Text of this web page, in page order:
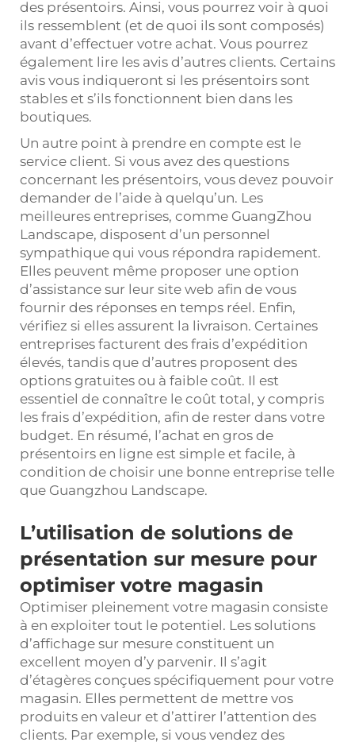
des présentoirs. Ainsi, vous pourrez voir à quoi
ils ressemblent (et de quoi ils sont composés)
avant d’effectuer votre achat. Vous pourrez
également lire les avis d’autres clients. Certains
avis vous indiqueront si les présentoirs sont
stables et s’ils fonctionnent bien dans les
boutiques.
Un autre point à prendre en compte est le
service client. Si vous avez des questions
concernant les présentoirs, vous devez pouvoir
demander de l’aide à quelqu’un. Les
meilleures entreprises, comme GuangZhou
Landscape, disposent d’un personnel
sympathique qui vous répondra rapidement.
Elles peuvent même proposer une option
d’assistance sur leur site web afin de vous
fournir des réponses en temps réel. Enfin,
vérifiez si elles assurent la livraison. Certaines
entreprises facturent des frais d’expédition
élevés, tandis que d’autres proposent des
options gratuites ou à faible coût. Il est
essentiel de connaître le coût total, y compris
les frais d’expédition, afin de rester dans votre
budget. En résumé, l’achat en gros de
présentoirs en ligne est simple et facile, à
condition de choisir une bonne entreprise telle
que Guangzhou Landscape.
L’utilisation de solutions de
présentation sur mesure pour
optimiser votre magasin
Optimiser pleinement votre magasin consiste
à en exploiter tout le potentiel. Les solutions
d’affichage sur mesure constituent un
excellent moyen d’y parvenir. Il s’agit
d’étagères conçues spécifiquement pour votre
magasin. Elles permettent de mettre vos
produits en valeur et d’attirer l’attention des
clients. Par exemple, si vous vendez des